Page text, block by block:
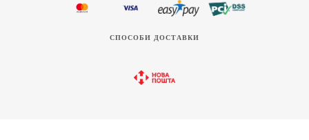
СПОСОБИ ДОСТАВКИ